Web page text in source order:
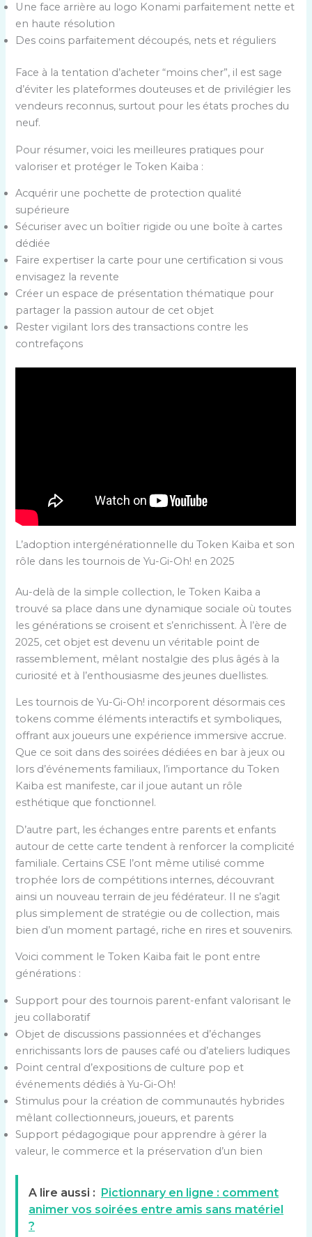
Une face arrière au logo Konami parfaitement nette et
en haute résolution
Des coins parfaitement découpés, nets et réguliers
Face à la tentation d’acheter “moins cher”, il est sage
d’éviter les plateformes douteuses et de privilégier les
vendeurs reconnus, surtout pour les états proches du
neuf.
Pour résumer, voici les meilleures pratiques pour
valoriser et protéger le Token Kaiba :
Acquérir une pochette de protection qualité
supérieure
Sécuriser avec un boîtier rigide ou une boîte à cartes
dédiée
Faire expertiser la carte pour une certification si vous
envisagez la revente
Créer un espace de présentation thématique pour
partager la passion autour de cet objet
Rester vigilant lors des transactions contre les
contrefaçons
L’adoption intergénérationnelle du Token Kaiba et son
rôle dans les tournois de Yu-Gi-Oh! en 2025
Au-delà de la simple collection, le Token Kaiba a
trouvé sa place dans une dynamique sociale où toutes
les générations se croisent et s’enrichissent. À l’ère de
2025, cet objet est devenu un véritable point de
rassemblement, mêlant nostalgie des plus âgés à la
curiosité et à l’enthousiasme des jeunes duellistes.
Les tournois de Yu-Gi-Oh! incorporent désormais ces
tokens comme éléments interactifs et symboliques,
offrant aux joueurs une expérience immersive accrue.
Que ce soit dans des soirées dédiées en bar à jeux ou
lors d’événements familiaux, l’importance du Token
Kaiba est manifeste, car il joue autant un rôle
esthétique que fonctionnel.
D’autre part, les échanges entre parents et enfants
autour de cette carte tendent à renforcer la complicité
familiale. Certains CSE l’ont même utilisé comme
trophée lors de compétitions internes, découvrant
ainsi un nouveau terrain de jeu fédérateur. Il ne s’agit
plus simplement de stratégie ou de collection, mais
bien d’un moment partagé, riche en rires et souvenirs.
Voici comment le Token Kaiba fait le pont entre
générations :
Support pour des tournois parent-enfant valorisant le
jeu collaboratif
Objet de discussions passionnées et d’échanges
enrichissants lors de pauses café ou d’ateliers ludiques
Point central d’expositions de culture pop et
événements dédiés à Yu-Gi-Oh!
Stimulus pour la création de communautés hybrides
mêlant collectionneurs, joueurs, et parents
Support pédagogique pour apprendre à gérer la
valeur, le commerce et la préservation d’un bien
A lire aussi :
Pictionnary en ligne : comment
animer vos soirées entre amis sans matériel
?